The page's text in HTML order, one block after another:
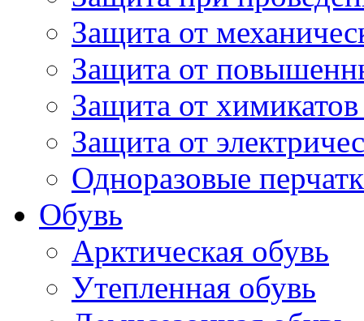
Защита от
Защита от
Защита от
Защита от
Одноразовые
Обувь
Арктическая обувь
Утепленная обувь